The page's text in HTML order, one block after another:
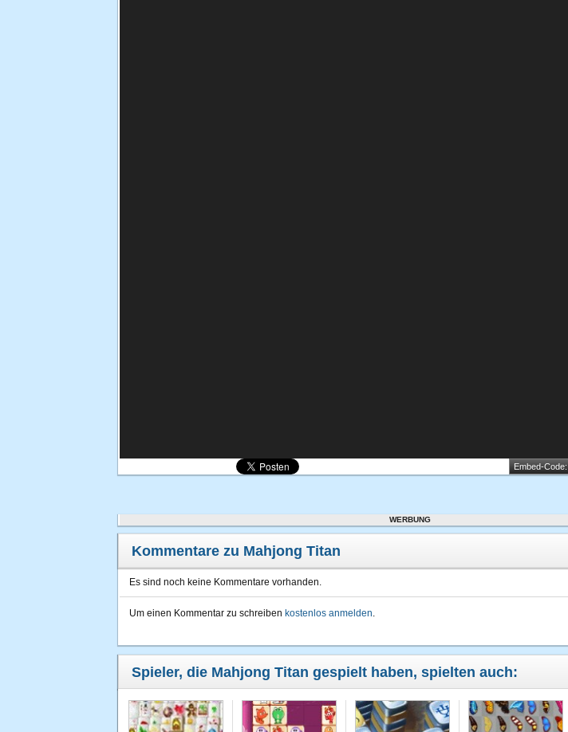
Embed-Code:
WERBUNG
Kommentare zu Mahjong Titan
Es sind noch keine Kommentare vorhanden.
Um einen Kommentar zu schreiben kostenlos anmelden.
Spieler, die Mahjong Titan gespielt haben, spielten auch: